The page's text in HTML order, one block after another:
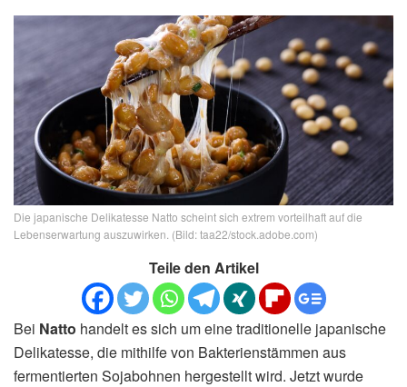
Die japanische Delikatesse Natto scheint sich extrem vorteilhaft auf die
Lebenserwartung auszuwirken. (Bild: taa22/stock.adobe.com)
Teile den Artikel
Bei Natto handelt es sich um eine traditionelle japanische
Delikatesse, die mithilfe von Bakterienstämmen aus
fermentierten Sojabohnen hergestellt wird. Jetzt wurde